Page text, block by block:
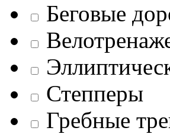
Беговые
Степперы
Гребные